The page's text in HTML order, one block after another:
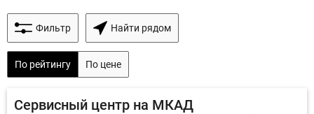
Фильтр Найти рядом
По рейтингу По цене
Сервисный центр на МКАД